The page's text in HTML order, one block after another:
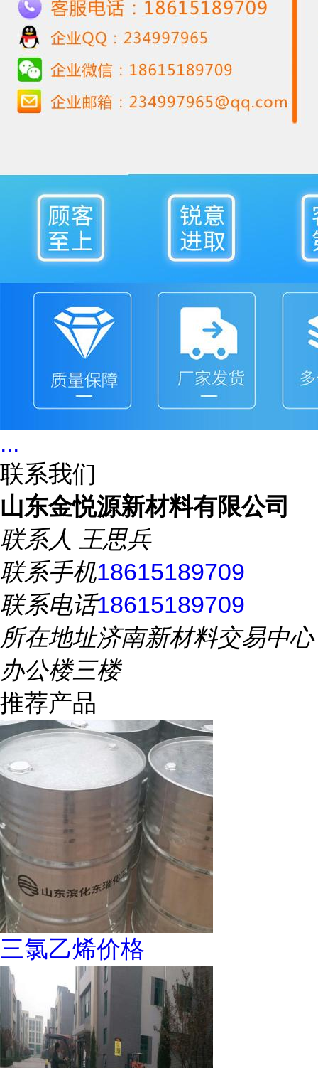
...
联系我们
山东金悦源新材料有限公司
联系人 王思兵
联系手机18615189709
联系电话18615189709
所在地址济南新材料交易中心
办公楼三楼
推荐产品
三氯乙烯价格